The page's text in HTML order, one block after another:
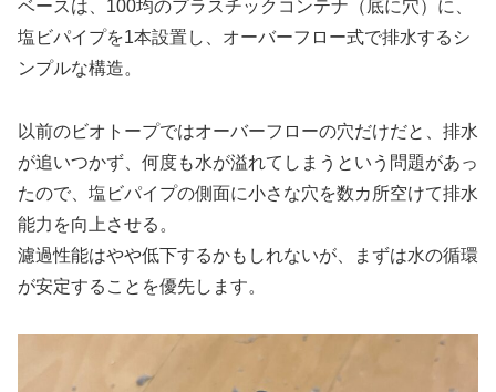
ベースは、100均のプラスチックコンテナ（底に穴）に、
塩ビパイプを1本設置し、オーバーフロー式で排水するシ
ンプルな構造。
以前のビオトープではオーバーフローの穴だけだと、排水
が追いつかず、何度も水が溢れてしまうという問題があっ
たので、塩ビパイプの側面に小さな穴を数カ所空けて排水
能力を向上させる。
濾過性能はやや低下するかもしれないが、まずは水の循環
が安定することを優先します。